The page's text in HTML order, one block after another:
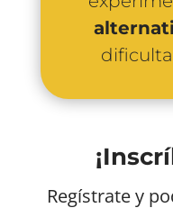
Regístrate y